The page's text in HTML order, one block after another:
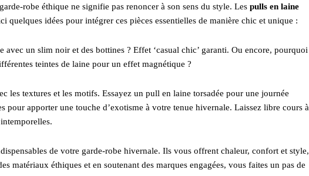
robe éthique ne signifie pas renoncer à son sens du style. Les pulls en laine
quelques idées pour intégrer ces pièces essentielles de manière chic et unique :
un slim noir et des bottines ? Effet ‘casual chic’ garanti. Ou encore, pourquoi
teintes de laine pour un effet magnétique ?
les textures et les motifs. Essayez un pull en laine torsadée pour une journée
apporter une touche d’exotisme à votre tenue hivernale. Laissez libre cours à
de votre garde-robe hivernale. Ils vous offrent chaleur, confort et style,
matériaux éthiques et en soutenant des marques engagées, vous faites un pas de